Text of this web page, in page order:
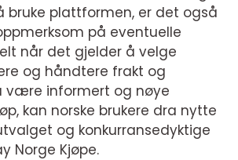
bruke plattformen, er det også
på eventuelle
når det gjelder å velge
og håndtere frakt og
være informert og nøye
kan norske brukere dra nytte
og konkurransedyktige
Norge Kjøpe.